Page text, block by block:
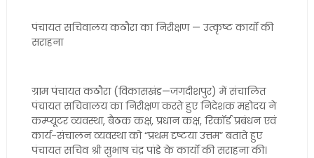
पंचायत सचिवालय कठौरा का निरीक्षण — उत्कृष्ट कार्यों की
सराहना
ग्राम पंचायत कठौरा (विकासखंड—जगदीशपुर) में संचालित
पंचायत सचिवालय का निरीक्षण करते हुए निदेशक महोदय ने
कम्प्यूटर व्यवस्था, बैठक कक्ष, प्रधान कक्ष, रिकॉर्ड प्रबंधन एवं
कार्य-संचालन व्यवस्था को “प्रथम दृष्टया उत्तम” बताते हुए
पंचायत सचिव श्री सुभाष चंद्र पांडे के कार्यों की सराहना की।